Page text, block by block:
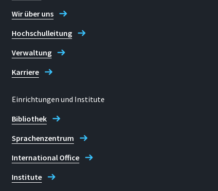
Wir über uns
Hochschulleitung
Verwaltung
Karriere
Einrichtungen und Institute
Bibliothek
Sprachenzentrum
International Office
Institute